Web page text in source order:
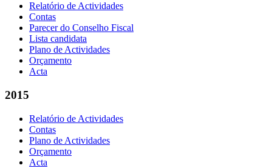
Relatório de Actividades
Contas
Parecer do Conselho Fiscal
Lista candidata
Plano de Actividades
Orçamento
Acta
2015
Relatório de Actividades
Contas
Plano de Actividades
Orçamento
Acta